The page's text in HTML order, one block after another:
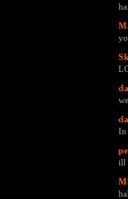
In
ill